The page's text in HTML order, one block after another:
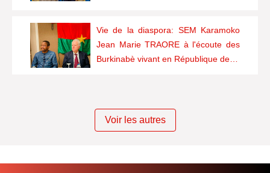
Vie de la diaspora: SEM Karamoko
Jean Marie TRAORE à l'écoute des
Burkinabè vivant en République de…
Voir les autres